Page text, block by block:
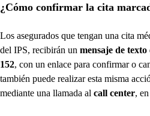
¿Cómo confirmar la cita
Los asegurados que tengan una cita
del IPS, recibirán un mensaje de texto
152, con un enlace para confirmar o
también puede realizar esta misma
mediante una llamada al call center,